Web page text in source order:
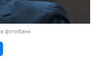
фотобанк